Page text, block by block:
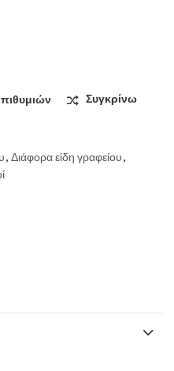
Συγκρίνω
, Διάφορα είδη γραφείου,